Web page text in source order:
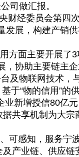
司做汇报。
经委员会第四
发展，构建产销
面主要开展了3
，协助主要链主
及物联网技术，
于“物的信用”的
新增授信80亿
共享机制为大宗
感知，服务宁
产业链、供应链